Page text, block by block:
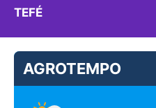
TEFÉ
AGROTEMPO